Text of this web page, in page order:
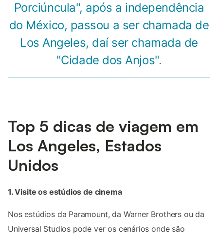
Porciúncula", após a independência
do México, passou a ser chamada de
Los Angeles, daí ser chamada de
"Cidade dos Anjos".
Top 5 dicas de viagem em
Los Angeles, Estados
Unidos
1. Visite os estúdios de cinema
Nos estúdios da Paramount, da Warner Brothers ou da
Universal Studios pode ver os cenários onde são